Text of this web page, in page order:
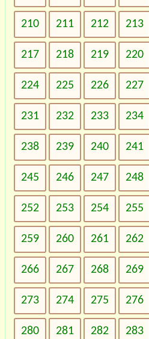
210 211 212 213
217 218 219 220
224 225 226 227
231 232 233 234
238 239 240 241
245 246 247 248
252 253 254 255
259 260 261 262
266 267 268 269
273 274 275 276
280 281 282 283